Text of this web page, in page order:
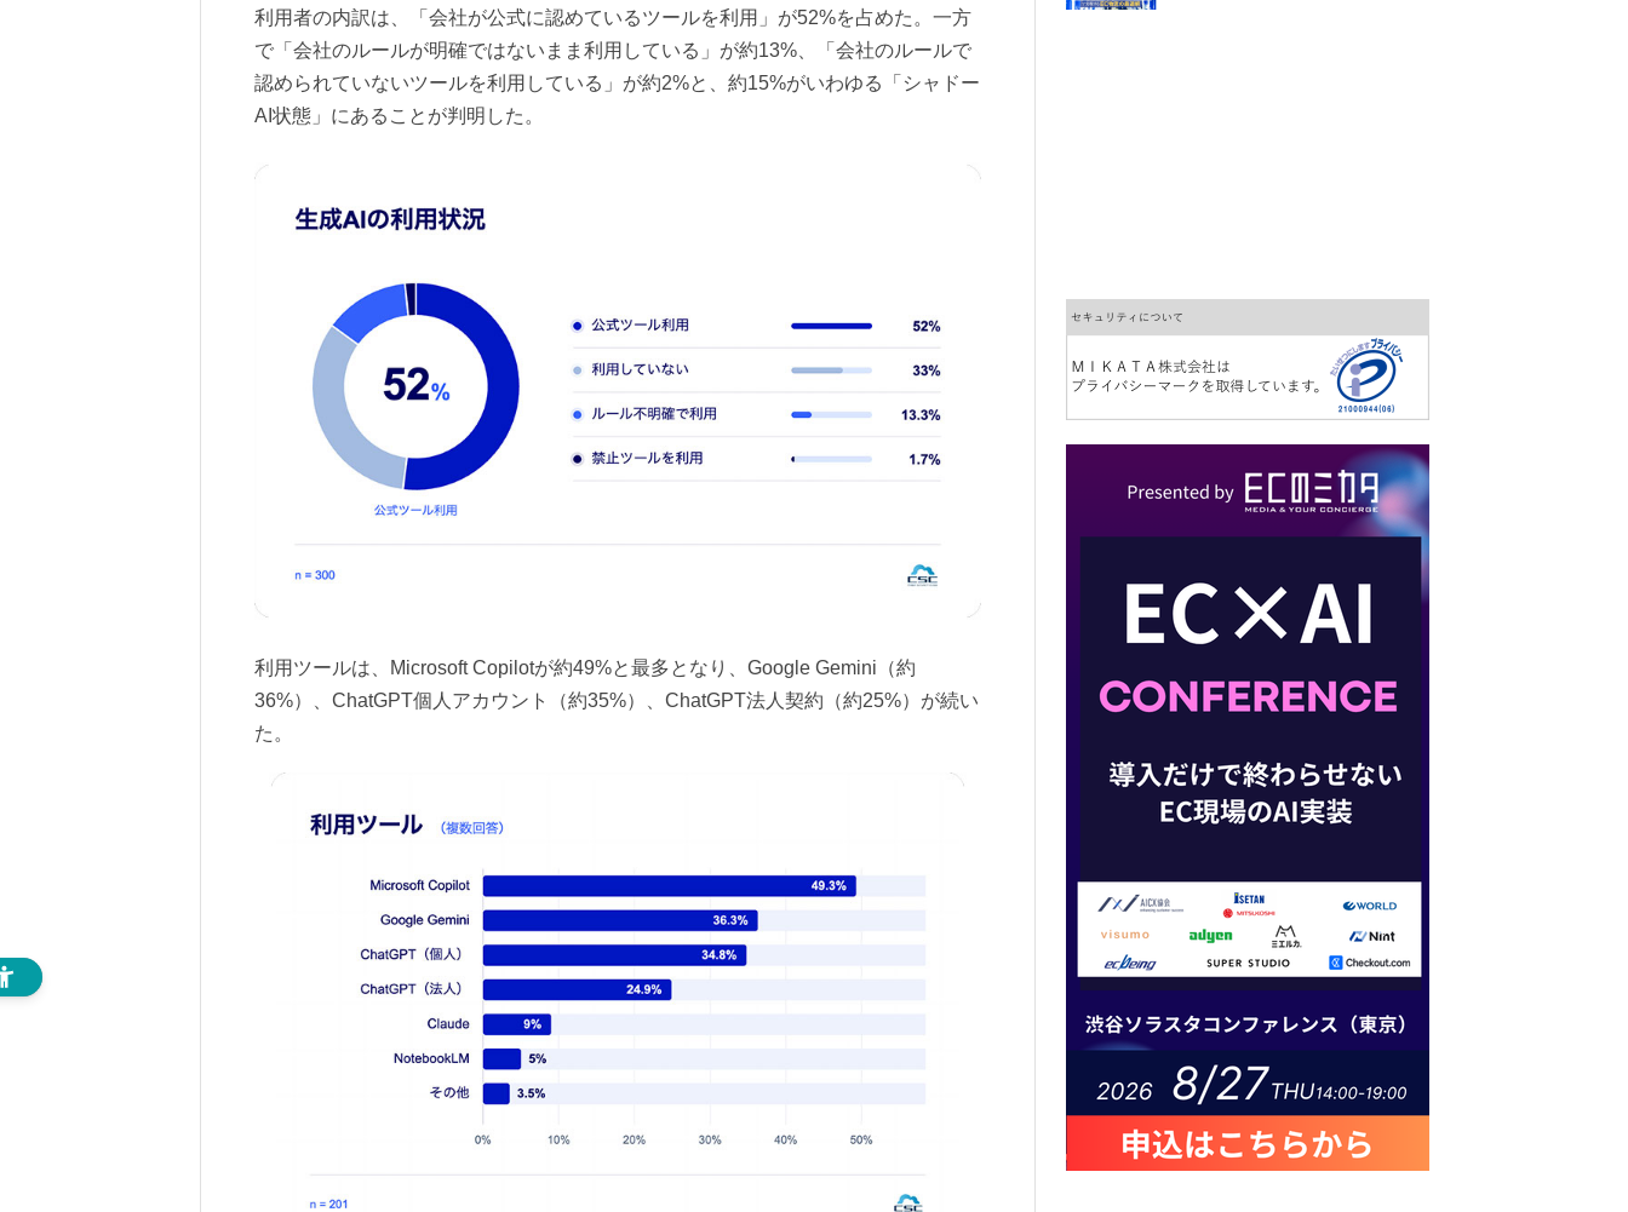
利用者の内訳は、「会社が公式に認めているツールを利用」が52%を占めた。一方
で「会社のルールが明確ではないまま利用している」が約13%、「会社のルールで
認められていないツールを利用している」が約2%と、約15%がいわゆる「シャドー
AI状態」にあることが判明した。
利用ツールは、Microsoft Copilotが約49%と最多となり、Google Gemini（約
36%）、ChatGPT個人アカウント（約35%）、ChatGPT法人契約（約25%）が続い
た。